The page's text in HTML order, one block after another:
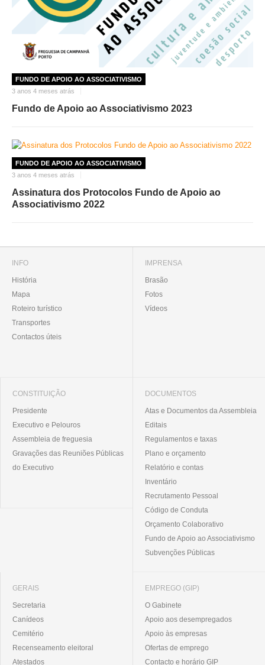
FUNDO DE APOIO AO ASSOCIATIVISMO
3 anos 4 meses atrás
Fundo de Apoio ao Associativismo 2023
FUNDO DE APOIO AO ASSOCIATIVISMO
3 anos 4 meses atrás
Assinatura dos Protocolos Fundo de Apoio ao
Associativismo 2022
INFO
História
Mapa
Roteiro turístico
Transportes
Contactos úteis
IMPRENSA
Brasão
Fotos
Vídeos
CONSTITUIÇÃO
Presidente
Executivo e Pelouros
Assembleia de freguesia
Gravações das Reuniões Públicas
do Executivo
DOCUMENTOS
Atas e Documentos da Assembleia
Editais
Regulamentos e taxas
Plano e orçamento
Relatório e contas
Inventário
Recrutamento Pessoal
Código de Conduta
Orçamento Colaborativo
Fundo de Apoio ao Associativismo
Subvenções Públicas
GERAIS
Secretaria
Canídeos
Cemitério
Recenseamento eleitoral
Atestados
EMPREGO (GIP)
O Gabinete
Apoio aos desempregados
Apoio às empresas
Ofertas de emprego
Contacto e horário GIP